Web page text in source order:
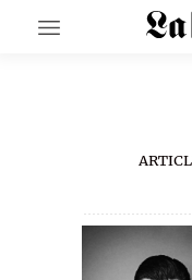
EN CE
GRAND
AU LARGE